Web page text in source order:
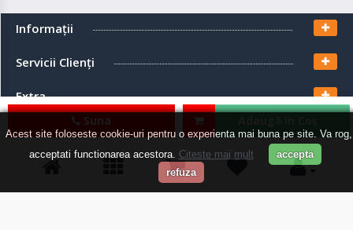
Acest site foloseste cookie-uri pentru o experienta mai buna pe site. Va rog,
acceptati functionarea acestora. Citeste mai mult
accepta
refuza
Suna
Informaţii
Servicii Clienţi
Extra
Contul meu